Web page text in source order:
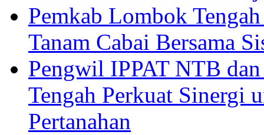
Pemkab Lombok
Tanam Cabai Bersama
Pengwil IPPAT NTB
Tengah Perkuat Sinergi
Pertanahan